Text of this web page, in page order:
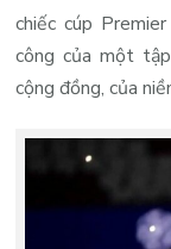
chiếc cúp
công của một
cộng đồng, của